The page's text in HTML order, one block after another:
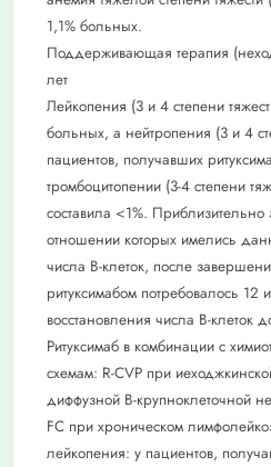
1,1% больных.
Поддерживающая терапия
лет
Лейкопения (3 и 4 степени
больных, а нейтропения (3 и 4
пациентов, получавших
тромбоцитопении (3-4 степени
составила <1%. Приблизительно
отношении которых имелись
числа В-клеток, после
ритуксимабом потребовалось
восстановления числа В-клеток
Ритуксимаб в комбинации с
схемам: R-CVP при
диффузной В-крупноклеточной
FC при хроническом
лейкопения: у пациентов,